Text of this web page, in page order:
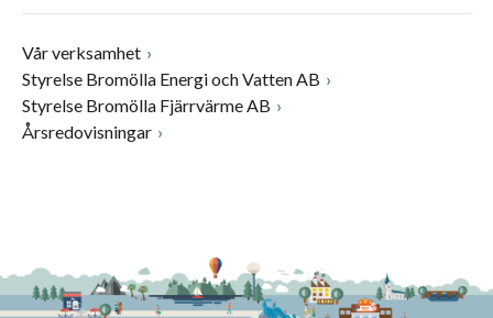
Vår verksamhet
Styrelse Bromölla Energi och Vatten AB
Styrelse Bromölla Fjärrvärme AB
Årsredovisningar